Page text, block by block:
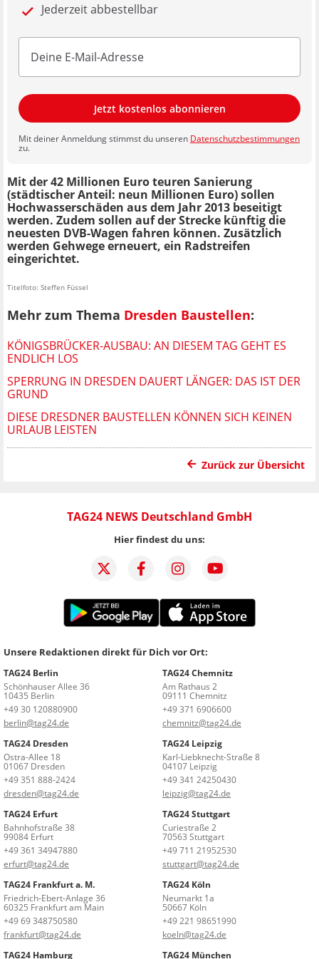
Jederzeit abbestellbar
Jetzt kostenlos abonnieren
Mit deiner Anmeldung stimmst du unseren Datenschutzbestimmungen
zu.
Mit der 42 Millionen Euro teuren Sanierung
(städtischer Anteil: neun Millionen Euro) sollen
Hochwasserschäden aus dem Jahr 2013 beseitigt
werden. Zudem sollen auf der Strecke künftig die
neuesten DVB-Wagen fahren können. Zusätzlich
werden Gehwege erneuert, ein Radstreifen
eingerichtet.
Titelfoto: Steffen Füssel
Mehr zum Thema Dresden Baustellen:
KÖNIGSBRÜCKER-AUSBAU: AN DIESEM TAG GEHT ES
ENDLICH LOS
SPERRUNG IN DRESDEN DAUERT LÄNGER: DAS IST DER
GRUND
DIESE DRESDNER BAUSTELLEN KÖNNEN SICH KEINEN
URLAUB LEISTEN
Zurück zur Übersicht
TAG24 NEWS Deutschland GmbH
Hier findest du uns:
Unsere Redaktionen direkt für Dich vor Ort:
TAG24 Berlin
Schönhauser Allee 36
10435 Berlin
+49 30 120880900
berlin@tag24.de
TAG24 Chemnitz
Am Rathaus 2
09111 Chemnitz
+49 371 6906600
chemnitz@tag24.de
TAG24 Dresden
Ostra-Allee 18
01067 Dresden
+49 351 888-2424
dresden@tag24.de
TAG24 Leipzig
Karl-Liebknecht-Straße 8
04107 Leipzig
+49 341 24250430
leipzig@tag24.de
TAG24 Erfurt
Bahnhofstraße 38
99084 Erfurt
+49 361 34947880
erfurt@tag24.de
TAG24 Stuttgart
Curiestraße 2
70563 Stuttgart
+49 711 21952530
stuttgart@tag24.de
TAG24 Frankfurt a. M.
Friedrich-Ebert-Anlage 36
60325 Frankfurt am Main
+49 69 348750580
frankfurt@tag24.de
TAG24 Köln
Neumarkt 1a
50667 Köln
+49 221 98651990
koeln@tag24.de
TAG24 Hamburg
TAG24 München